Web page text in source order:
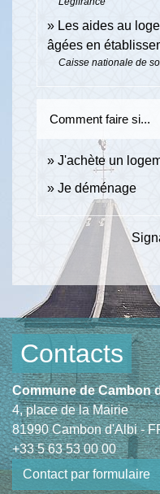
Les aides au
âgées en
Caisse nationale de
Comment faire si...
J'achète un
Je déménage
Contacts
Commune de Cambon
4, place de la Mairie
81990 Cambon d'Albi -
+33 5 63 53 00 00
Contact par formulaire